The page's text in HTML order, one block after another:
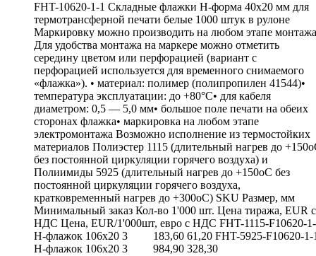
FHT-10620-1-1 Складные флажки H-форма 40х20 мм для
термотрансферной печати белые 1000 штук в рулоне
Маркировку можно производить на любом этапе
Для удобства монтажа на маркере можно отметить
середину цветом или перфорацией (вариант с
перфорацией используется для временного снимаемого
«флажка»). • материал: полимер (полипропилен 41544)•
температура эксплуатации: до +80°С• для кабеля
диаметром: 0,5 — 5,0 мм• большое поле печати на обеих
сторонах флажка• маркировка на любом этапе
электромонтажа Возможно исполнение из термостойких
материалов Полиэстер 1115 (длительный нагрев до
без постоянной циркуляции горячего воздуха) и
Полиимиды 5925 (длительный нагрев до +150оС без
постоянной циркуляции горячего воздуха,
кратковременный нагрев до +300оС) SKU Размер, мм
Минимальный заказ Кол-во 1'000 шт. Цена тиража, EUR с
НДС Цена, EUR/1'000шт, евро с НДС FHT-1115-F10620-
Н-флажок 106х20 3 183,60 61,20 FHT-5925-F10620-1-
Н-флажок 106х20 3 984,90 328,30